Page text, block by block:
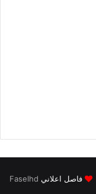
فاصل اعلاني Faselhd